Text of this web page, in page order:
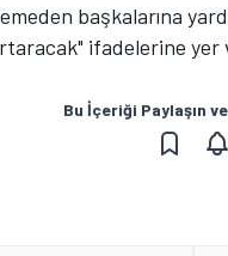
başkalarına
ifadelerine yer
Bu İçeriği Paylaşın